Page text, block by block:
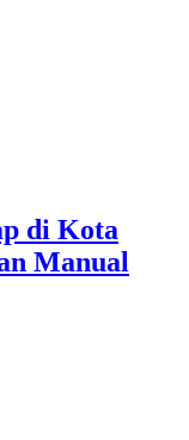
di Kota
Manual